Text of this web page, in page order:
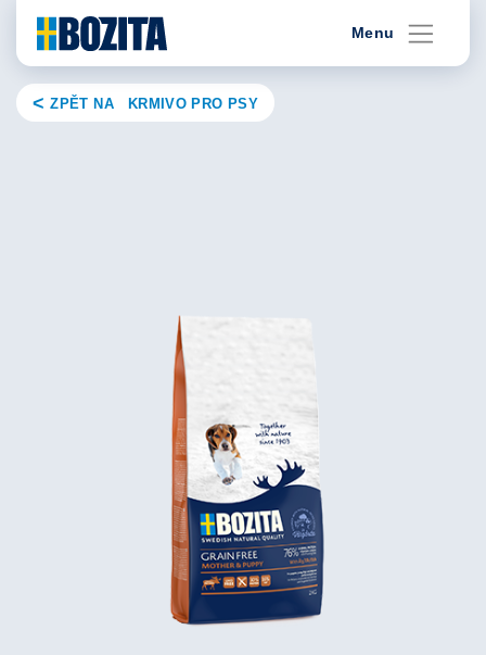
content
Menu
ZPĚT NA KRMIVO PRO PSY